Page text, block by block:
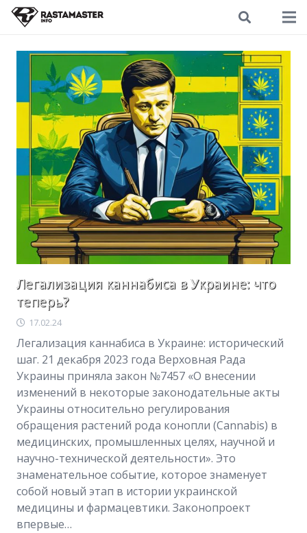
Легализация каннабиса в Украине: что
теперь?
17.02.24
Легализация каннабиса в Украине: исторический
шаг. 21 декабря 2023 года Верховная Рада
Украины приняла закон №7457 «О внесении
изменений в некоторые законодательные акты
Украины относительно регулирования
обращения растений рода конопли (Cannabis) в
медицинских, промышленных целях, научной и
научно-технической деятельности». Это
знаменательное событие, которое знаменует
собой новый этап в истории украинской
медицины и фармацевтики. Законопроект
впервые…